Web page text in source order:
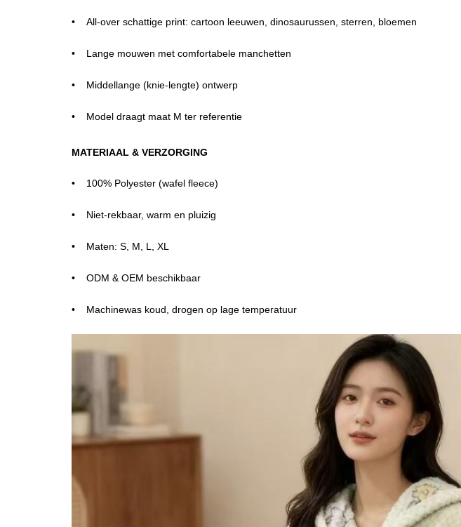
All-over schattige print: cartoon leeuwen, dinosaurussen, sterren, bloemen
Lange mouwen met comfortabele manchetten
Middellange (knie-lengte) ontwerp
Model draagt maat M ter referentie
MATERIAAL & VERZORGING
100% Polyester (wafel fleece)
Niet-rekbaar, warm en pluizig
Maten: S, M, L, XL
ODM & OEM beschikbaar
Machinewas koud, drogen op lage temperatuur